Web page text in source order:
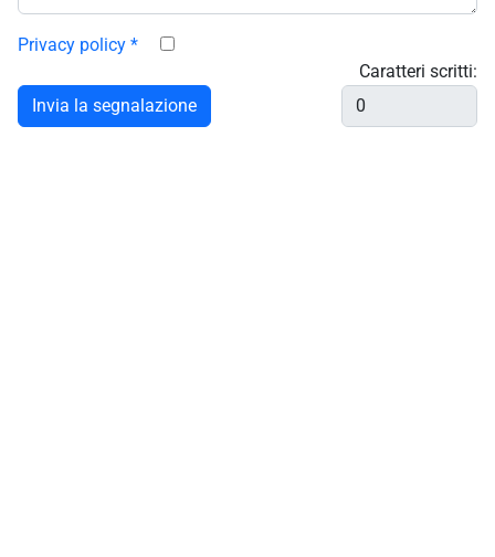
Privacy policy *
Invia la segnalazione
Caratteri scritti: